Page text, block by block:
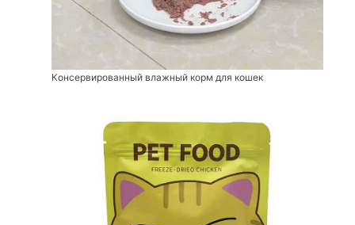
Консервированный влажный корм для кошек